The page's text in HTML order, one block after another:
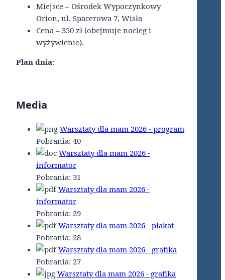
Miejsce – Ośrodek Wypoczynkowy
Orion, ul. Spacerowa 7, Wisła
Cena – 350 zł (obejmuje nocleg i
wyżywienie).
Plan dnia:
Media
Warsztaty dla mam 2026 - program
Pobrania: 40
Warsztaty dla mam 2026 -
informator
Pobrania: 31
Warsztaty dla mam 2026 -
informator
Pobrania: 29
Warsztaty dla mam 2026 - plakat
Pobrania: 28
Warsztaty dla mam 2026 - grafika
Pobrania: 27
Warsztaty dla mam 2026 - grafika